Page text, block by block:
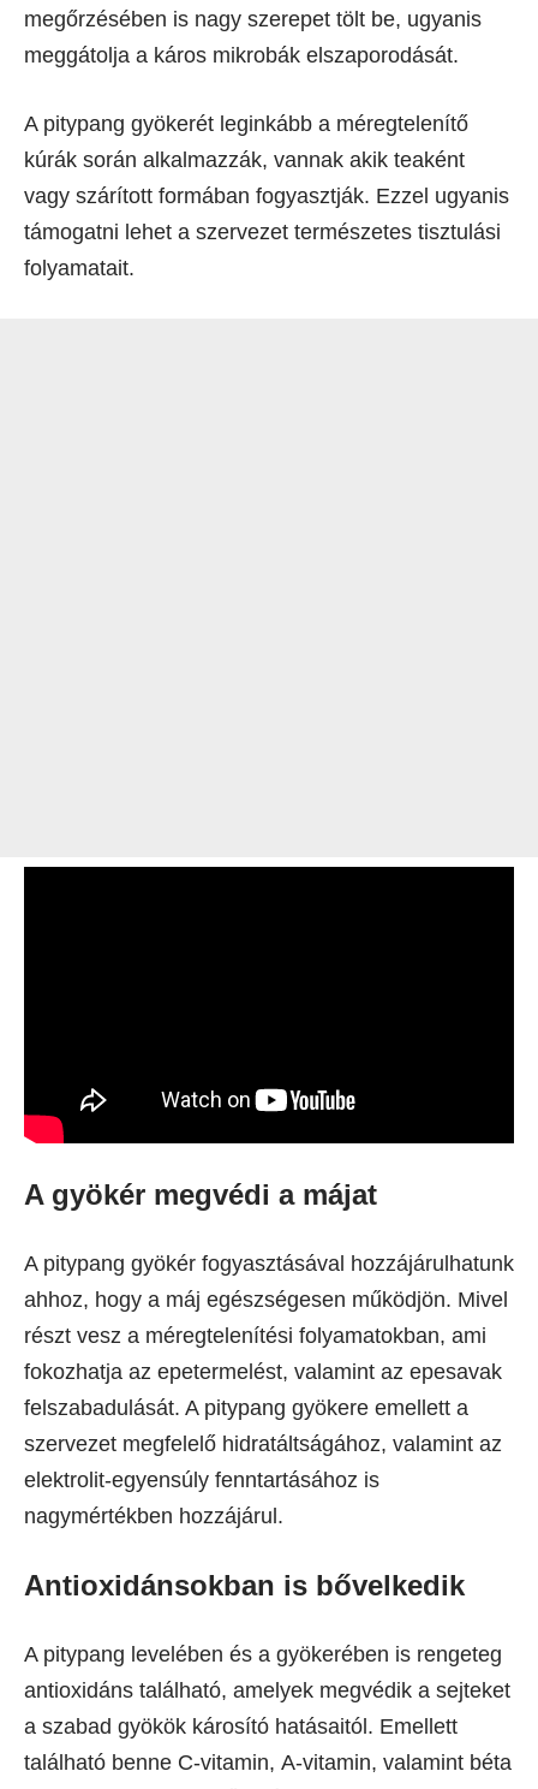
megőrzésében is nagy szerepet tölt be, ugyanis
meggátolja a káros mikrobák elszaporodását.
A pitypang gyökerét leginkább a méregtelenítő
kúrák során alkalmazzák, vannak akik teaként
vagy szárított formában fogyasztják. Ezzel ugyanis
támogatni lehet a szervezet természetes tisztulási
folyamatait.
A gyökér megvédi a májat
A pitypang gyökér fogyasztásával hozzájárulhatunk
ahhoz, hogy a máj egészségesen működjön. Mivel
részt vesz a méregtelenítési folyamatokban, ami
fokozhatja az epetermelést, valamint az epesavak
felszabadulását. A pitypang gyökere emellett a
szervezet megfelelő hidratáltságához, valamint az
elektrolit-egyensúly fenntartásához is
nagymértékben hozzájárul.
Antioxidánsokban is bővelkedik
A pitypang levelében és a gyökerében is rengeteg
antioxidáns található, amelyek megvédik a sejteket
a szabad gyökök károsító hatásaitól. Emellett
található benne C-vitamin, A-vitamin, valamint béta